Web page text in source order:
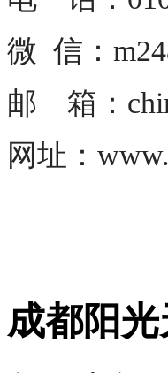
微 信：
邮 箱：
网址：
成都阳